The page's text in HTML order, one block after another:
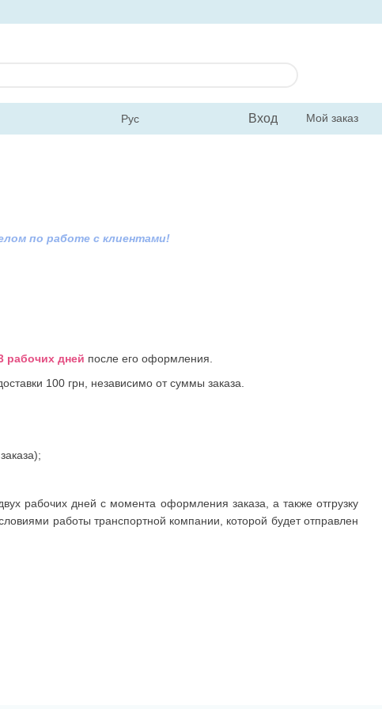
Рус Вход Мой заказ
по работе с клиентами!
рабочих дней после его оформления.
100 грн, независимо от суммы заказа.
рабочих дней с момента оформления заказа, а также отгрузку
работы транспортной компании, которой будет отправлен